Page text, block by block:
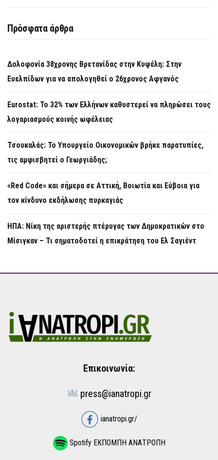
Πρόσφατα άρθρα
Δολοφονία 38χρονης Βρετανίδας στην Κυψέλη: Στην
Ευελπίδων για να απολογηθεί ο 26χρονος Αφγανός
Eurostat: Το 32% των Ελλήνων καθυστερεί να πληρώσει τους
λογαριασμούς κοινής ωφέλειας
Τσουκαλάς: Το Υπουργείο Οικονομικών βρήκε παρατυπίες,
τις αμφισβητεί ο Γεωργιάδης;
«Red Code» και σήμερα σε Αττική, Βοιωτία και Εύβοια για
τον κίνδυνο εκδήλωσης πυρκαγιάς
ΗΠΑ: Νίκη της αριστερής πτέρυγας των Δημοκρατικών στο
Μίσιγκαν – Τι σηματοδοτεί η επικράτηση του Ελ Σαγιέντ
Επικοινωνία:
press@ianatropi.gr
ianatropi.gr/
Spotify ΕΚΠΟΜΠΗ ΑΝΑΤΡΟΠΗ